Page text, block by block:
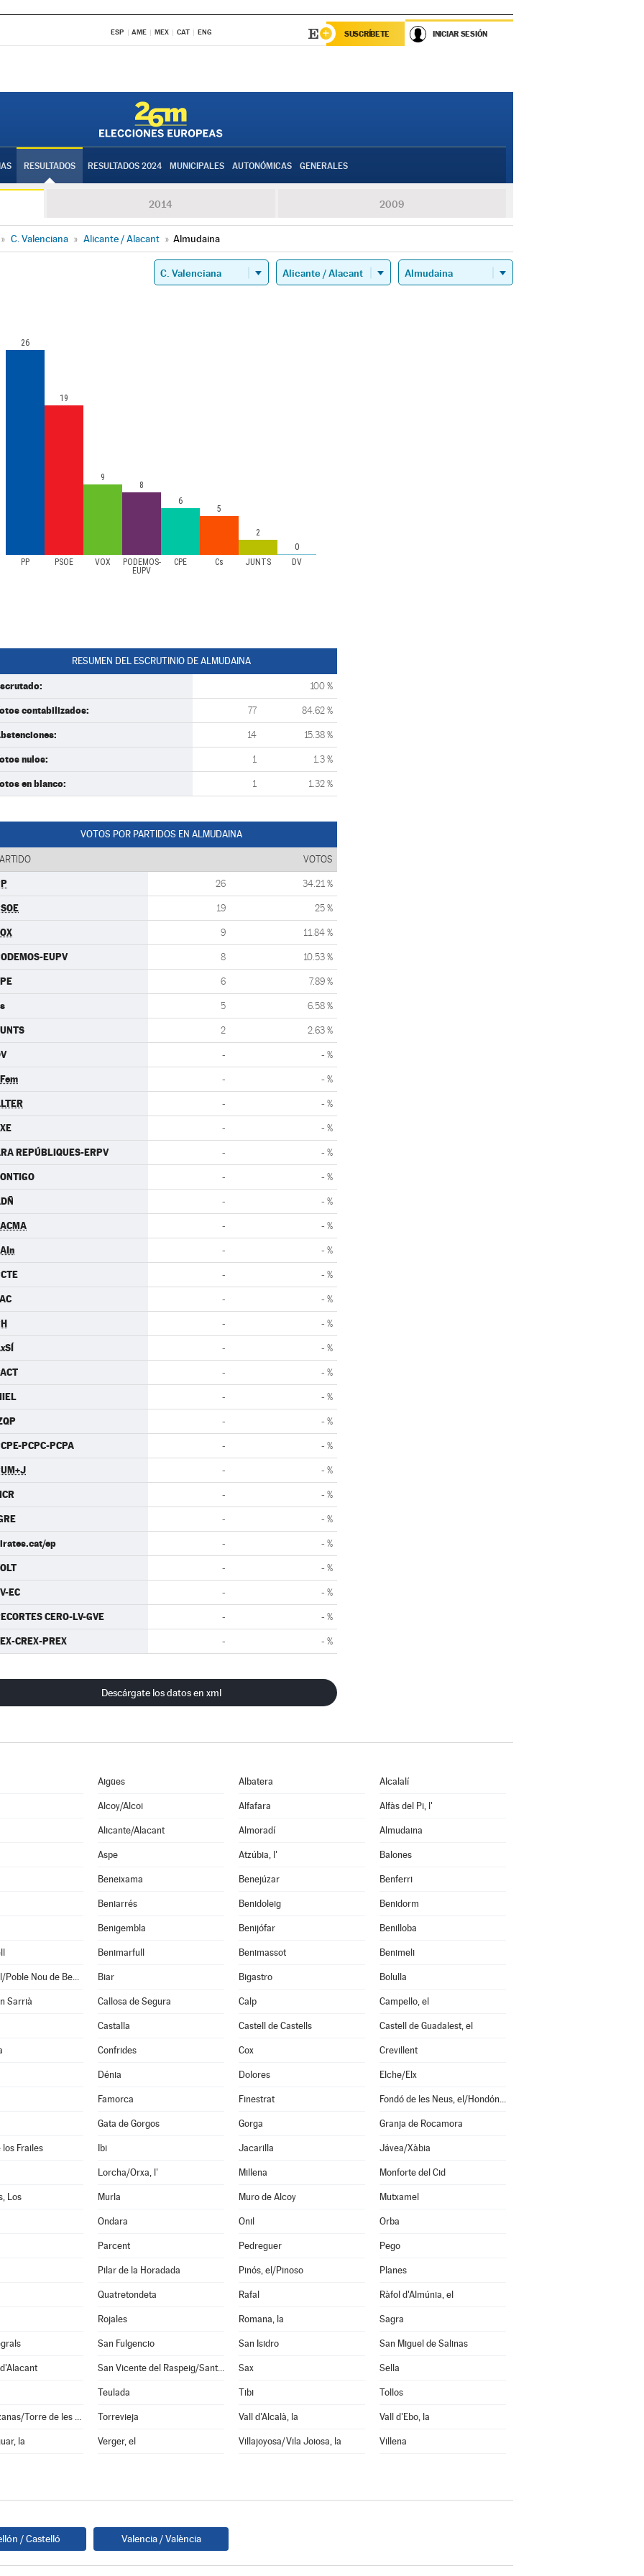
ESP AME MEX CAT ENG SUSCRÍBETE INICIAR SESIÓN
RESULTADOS RESULTADOS 2024 MUNICIPALES AUTONÓMICAS GENERALES
2014 2009
» C. Valenciana » Alicante / Alacant » Almudaina
PP PSOE VOX
PODEMOS-
EUPV
CPE Cs JUNTS DV
26
19
9
8
6
5
2
0
RESUMEN DEL ESCRUTINIO DE ALMUDAINA
100 %
contabilizados: 77 84.62 %
14 15.38 %
nulos: 1 1.3 %
en blanco: 1 1.32 %
VOTOS POR PARTIDOS EN ALMUDAINA
VOTOS
26 34.21 %
19 25 %
9 11.84 %
EUPV 8 10.53 %
6 7.89 %
5 6.58 %
2 2.63 %
- - %
- - %
- - %
- - %
REPÚBLIQUES-ERPV - - %
- - %
- - %
- - %
- - %
- - %
- - %
- - %
- - %
- - %
- - %
- - %
PCPC-PCPA - - %
- - %
- - %
- - %
ep - - %
- - %
EC - - %
CERO-LV-GVE - - %
CREX-PREX - - %
Descárgate los datos en xml
Aigües Albatera Alcalalí
Alcoy/Alcoi Alfafara Alfàs del Pi, l'
Alicante/Alacant Almoradí Almudaina
Aspe Atzúbia, l' Balones
Beneixama Benejúzar Benferri
Beniarrés Benidoleig Benidorm
Benigembla Benijófar Benilloba
Benimarfull Benimassot Benimeli
Benitachell/Poble Nou de Benitatxell, el Biar Bigastro Bolulla
Sarrià Callosa de Segura Calp Campello, el
Castalla Castell de Castells Castell de Guadalest, el
Confrides Cox Crevillent
Dénia Dolores Elche/Elx
Famorca Finestrat Fondó de les Neus, el/Hondón de las Nieves
Gata de Gorgos Gorga Granja de Rocamora
los Frailes Ibi Jacarilla Jávea/Xàbia
Lorcha/Orxa, l' Millena Monforte del Cid
Los Murla Muro de Alcoy Mutxamel
Ondara Onil Orba
Parcent Pedreguer Pego
Pilar de la Horadada Pinós, el/Pinoso Planes
Quatretondeta Rafal Ràfol d'Almúnia, el
Rojales Romana, la Sagra
San Fulgencio San Isidro San Miguel de Salinas
San Vicente del Raspeig/Sant Vicent del Raspeig Sax Sella
Teulada Tibi Tollos
Torremanzanas/Torre de les Maçanes, la Torrevieja Vall d'Alcalà, la Vall d'Ebo, la
la Verger, el Villajoyosa/Vila Joiosa, la Villena
/ Castelló Valencia / València